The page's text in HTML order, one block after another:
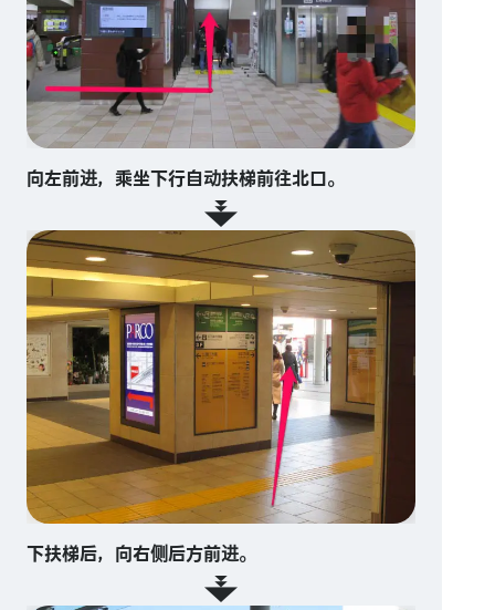
向左前进，乘坐下行自动扶梯前往北口。
下扶梯后，向右侧后方前进。